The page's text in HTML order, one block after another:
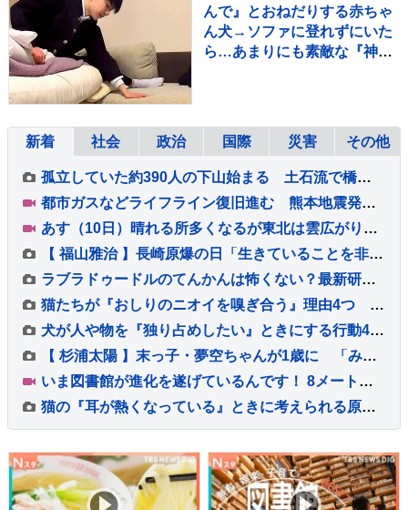
んで』とおねだりする赤ちゃ
ん犬→ソファに登れずにいた
ら…あまりにも素敵な『神対
新着 社会 政治 国際 災害 その他
孤立していた約390人の下山始まる 土石流で橋が崩落 長野・安曇野市北アルプス燕岳の登山口 土石流で配管壊れ約1600軒の旅館・別荘に温泉のお湯供給出来ず
都市ガスなどライフライン復旧進む 熊本地震発生から13日目 八代市 約8900戸で都市ガス供給止まるが5割ほど復旧 残る世帯も今週中に復旧の見通し
あす（10日）晴れる所多くなるが東北は雲広がりやすく雨の降る所もある見込み 午後は関東から西も、ところどころでにわか雨・雷雨がある予想
【 福山雅治 】長崎原爆の日「生きていることを非常に深く考えさせられる」戦争を題材とした映画の主題歌を務めた信念「やるべき大きな仕事」
ラブラドゥードルのてんかんは怖くない？最新研究から分かった特徴と付き合い方【獣医師執筆】
猫たちが『おしりのニオイを嗅ぎ合う』理由4つ 何を確かめているの？行動が持つ意味を解説
犬が人や物を『独り占めしたい』ときにする行動4つ 執着心が強すぎる場合の対処法まで
【 杉浦太陽 】末っ子・夢空ちゃんが1歳に 「みんなに囲まれて、一升餅を背負って」家族総出でお祝い
いま図書館が進化を遂げているんです！ 8メートルの巨大本棚に、3Dプリンター、音楽スタジオまで！ 図書館の専門家が厳選した進化系図書館ベスト7をご紹介！
猫の『耳が熱くなっている』ときに考えられる原因5つ 放置しても大丈夫？異常を見分けるポイントも解説